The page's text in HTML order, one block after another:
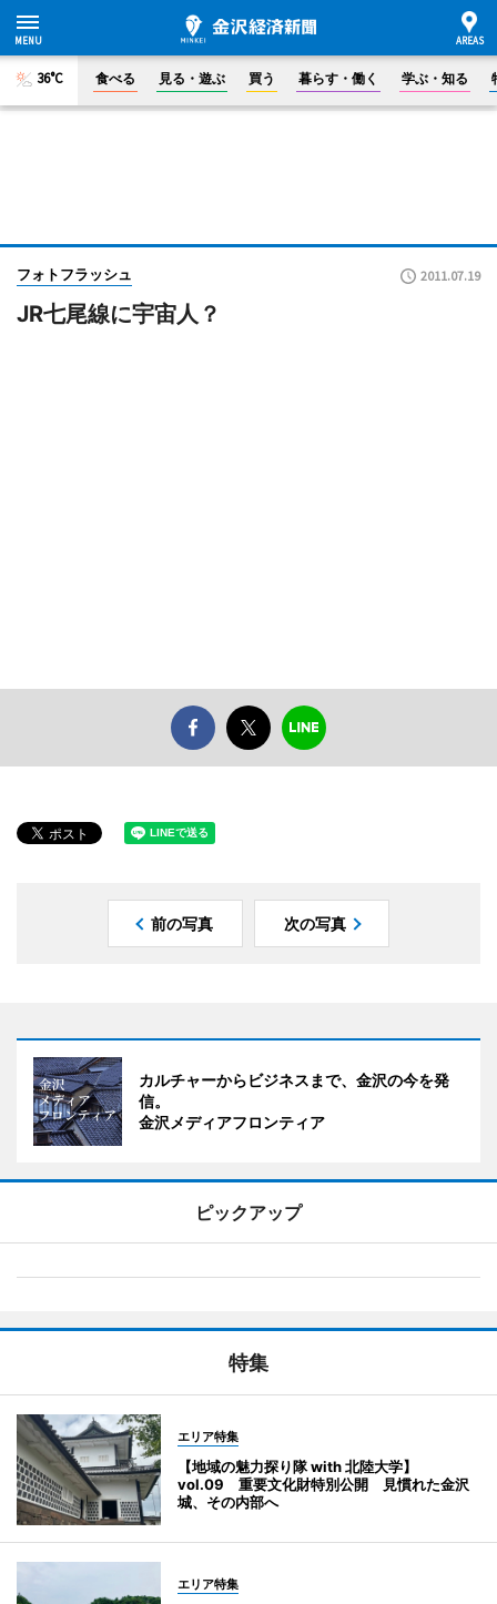
36°C 食べる 見る・遊ぶ 買う 暮らす・働く 学ぶ・知る
フォトフラッシュ 2011.07.19
JR七尾線に宇宙人？
前の写真 次の写真
カルチャーからビジネスまで、金沢の今を発
信。
金沢メディアフロンティア
ピックアップ
特集
エリア特集
【地域の魅力探り隊 with 北陸大学】
vol.09 重要文化財特別公開 見慣れた金沢
城、その内部へ
エリア特集